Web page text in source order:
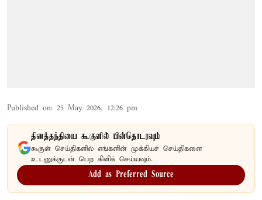
Published on: 25 May 2026, 12:26 pm
தினத்தந்தியை கூகுளில் பின்தொடரவும்
கூகுள் செய்திகளில் எங்களின் முக்கியச் செய்திகளை
உடனுக்குடன் பெற கிளிக் செய்யவும்.
Add as Preferred Source